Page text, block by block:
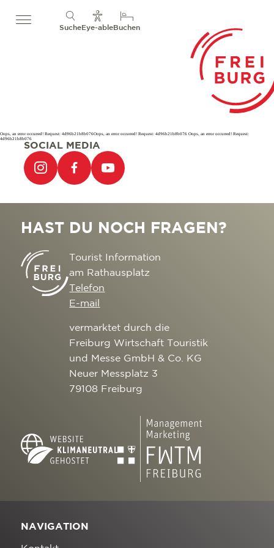
SucheEye-ableBuchen
Oops, an error occurred! Request: 4d96b21b8b076Oops, an error occurred! Request: 4d96b21b8b076 Oops, an error occurred! Request:
4d96b21b8b076
SOCIAL MEDIA
HAST DU NOCH FRAGEN?
Tourist Information
am Rathausplatz
Telefon
E-mail
vermarktet durch die
Freiburg Wirtschaft Touristik
und Messe GmbH & Co. KG
Neuer Messplatz 3
79108 Freiburg
NAVIGATION